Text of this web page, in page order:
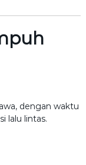
dengan waktu
lalu lintas.